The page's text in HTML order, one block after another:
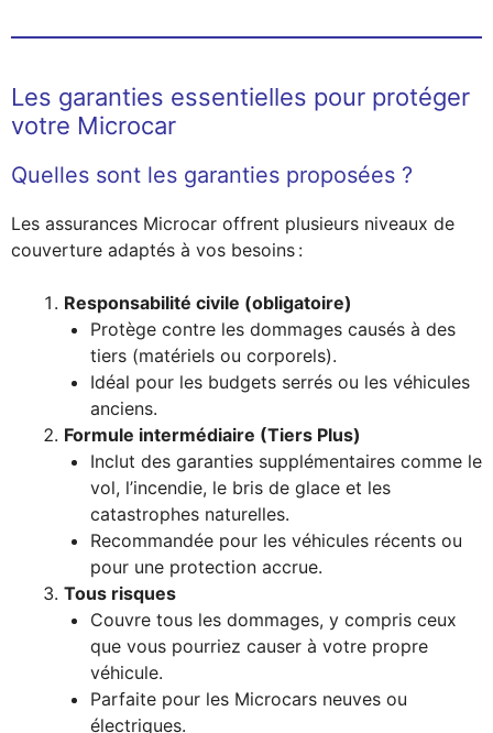
Les garanties essentielles pour protéger
votre Microcar
Quelles sont les garanties proposées ?
Les assurances Microcar offrent plusieurs niveaux de
couverture adaptés à vos besoins :
Responsabilité civile (obligatoire)
Protège contre les dommages causés à des
tiers (matériels ou corporels).
Idéal pour les budgets serrés ou les véhicules
anciens.
Formule intermédiaire (Tiers Plus)
Inclut des garanties supplémentaires comme le
vol, l’incendie, le bris de glace et les
catastrophes naturelles.
Recommandée pour les véhicules récents ou
pour une protection accrue.
Tous risques
Couvre tous les dommages, y compris ceux
que vous pourriez causer à votre propre
véhicule.
Parfaite pour les Microcars neuves ou
électriques.